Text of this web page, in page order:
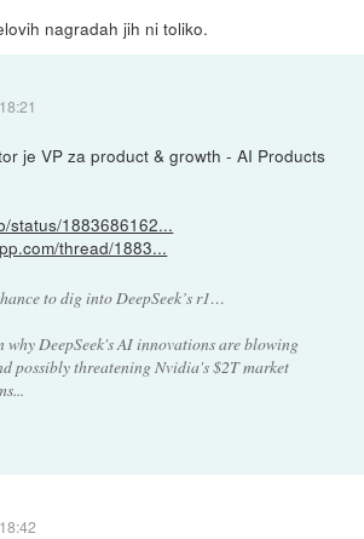
nagradah jih ni toliko.
je VP za product & growth - AI Products
status/1883686162...
thread/1883...
to dig into DeepSeek’s r1…
why DeepSeek's AI innovations are blowing
possibly threatening Nvidia's $2T market